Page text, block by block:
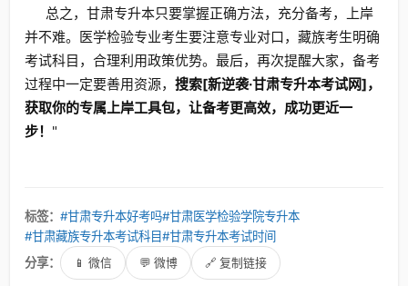
总之，甘肃专升本只要掌握正确方法，充分备考，上岸
并不难。医学检验专业考生要注意专业对口，藏族考生明确
考试科目，合理利用政策优势。最后，再次提醒大家，备考
过程中一定要善用资源， 搜索[新逆袭·甘肃专升本考试网]，
获取你的专属上岸工具包，让备考更高效，成功更近一
步！ "
标签： #甘肃专升本好考吗#甘肃医学检验学院专升本
#甘肃藏族专升本考试科目#甘肃专升本考试时间
分享：
📱 微信 💬 微博 🔗 复制链接